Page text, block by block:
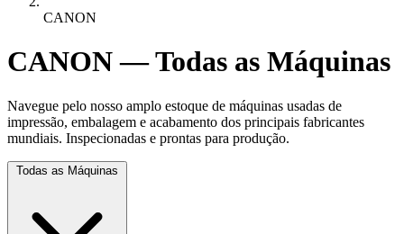
CANON
CANON — Todas as Máquinas
Navegue pelo nosso amplo estoque de máquinas usadas de
impressão, embalagem e acabamento dos principais fabricantes
mundiais. Inspecionadas e prontas para produção.
Todas as Máquinas